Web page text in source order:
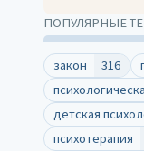
ПОПУЛЯРНЫЕ
закон 316
детская
психотерапия